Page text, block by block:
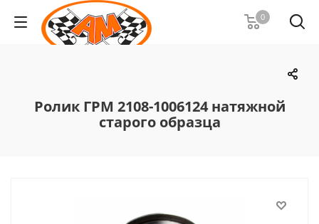
0
Ролик ГРМ 2108-1006124 натяжной
старого образца